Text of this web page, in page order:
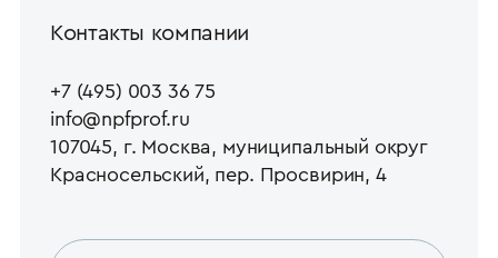
Контакты компании
+7 (495) 003 36 75
info@npfprof.ru
107045, г. Москва, муниципальный округ
Красносельский, пер. Просвирин, 4